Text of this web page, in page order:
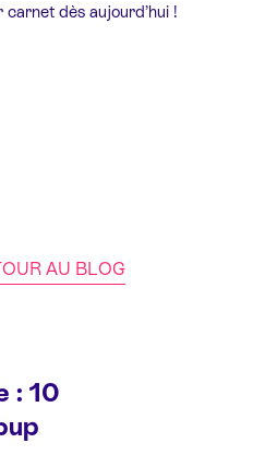
dès aujourd’hui !
AU BLOG
: 10